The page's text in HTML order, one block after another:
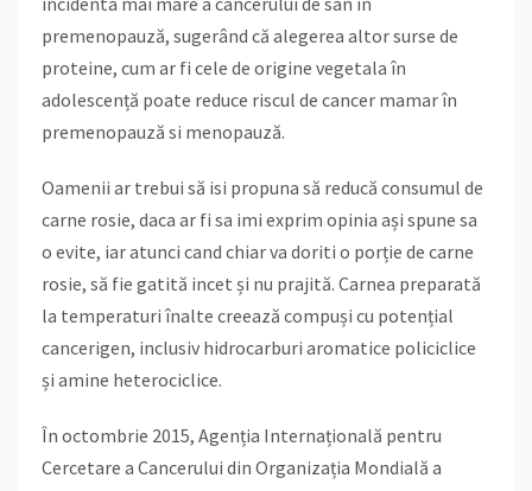
premenopauză, sugerând că alegerea altor surse de
proteine, cum ar fi cele de origine vegetala în
adolescență poate reduce riscul de cancer mamar în
premenopauză si menopauză.
Oamenii ar trebui să isi propuna să reducă consumul de
carne rosie, daca ar fi sa imi exprim opinia ași spune sa
o evite, iar atunci cand chiar va doriti o porție de carne
rosie, să fie gatită incet și nu prajită. Carnea preparată
la temperaturi înalte creează compuși cu potențial
cancerigen, inclusiv hidrocarburi aromatice policiclice
și amine heterociclice.
În octombrie 2015, Agenția Internațională pentru
Cercetare a Cancerului din Organizația Mondială a